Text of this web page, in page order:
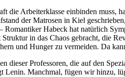
die Arbeiterklasse einbinden
der Matrosen in Kiel
Habeck hat natürlich
in das Chaos gebracht, die
und Hunger zu vermeiden. Da
dieser Professoren, die auf den
Lenin. Manchmal, fügen wir hinzu,